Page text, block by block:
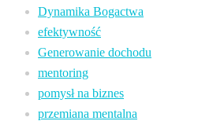
Dynamika Bogactwa
efektywność
Generowanie dochodu
mentoring
pomysł na biznes
przemiana mentalna